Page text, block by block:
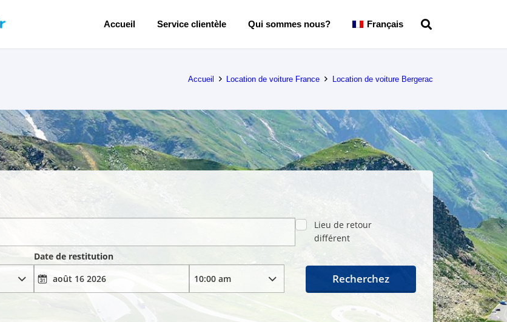
Accueil Service clientèle Qui sommes nous? Français
Accueil Location de voiture France Location de voiture Bergerac
Lieu de retour
différent
Date de restitution
Recherchez